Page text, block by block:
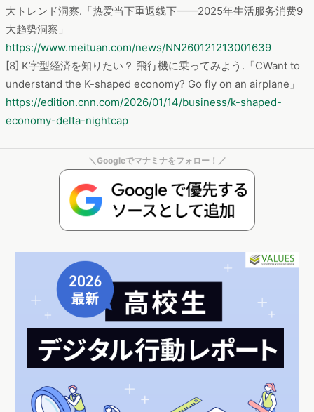
大トレンド洞察.「热爱当下重返线下——2025年生活服务消费9
大趋势洞察」
https://www.meituan.com/news/NN260121213001639
[8] K字型経済を知りたい？ 飛行機に乗ってみよう.「CWant to
understand the K-shaped economy? Go fly on an airplane」
https://edition.cnn.com/2026/01/14/business/k-shaped-
economy-delta-nightcap
＼Googleでマナミナをフォロー！／